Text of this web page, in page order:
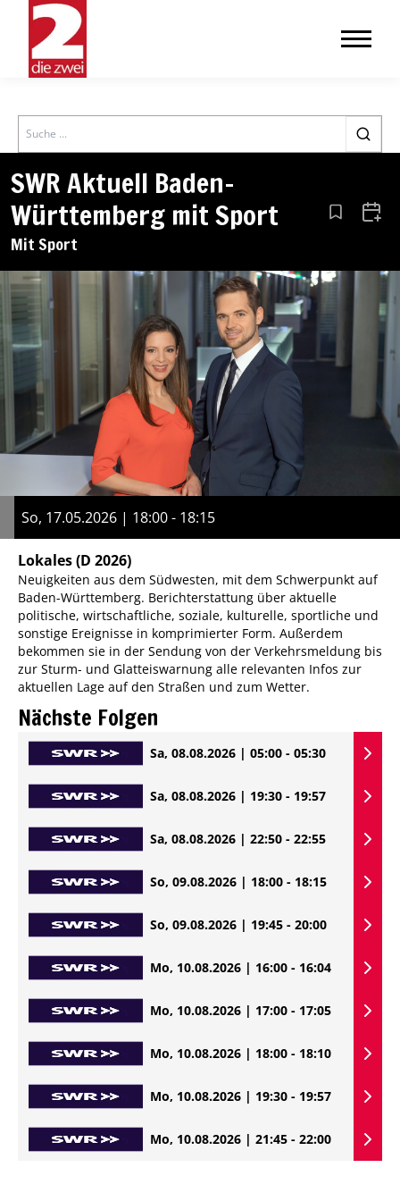
Search
SWR Aktuell Baden-
Württemberg mit Sport
Mit Sport
Aus den
So, 17.05.2026 | 18:00 - 18:15
Lokales(D 2026)
Neuigkeiten aus dem Südwesten, mit dem Schwerpunkt auf
Baden-Württemberg. Berichterstattung über aktuelle
politische, wirtschaftliche, soziale, kulturelle, sportliche und
sonstige Ereignisse in komprimierter Form. Außerdem
bekommen sie in der Sendung von der Verkehrsmeldung bis
zur Sturm- und Glatteiswarnung alle relevanten Infos zur
aktuellen Lage auf den Straßen und zum Wetter.
Nächste Folgen
Sa, 08.08.2026 | 05:00 - 05:30
Sa, 08.08.2026 | 19:30 - 19:57
Sa, 08.08.2026 | 22:50 - 22:55
So, 09.08.2026 | 18:00 - 18:15
So, 09.08.2026 | 19:45 - 20:00
Mo, 10.08.2026 | 16:00 - 16:04
Mo, 10.08.2026 | 17:00 - 17:05
Mo, 10.08.2026 | 18:00 - 18:10
Mo, 10.08.2026 | 19:30 - 19:57
Mo, 10.08.2026 | 21:45 - 22:00